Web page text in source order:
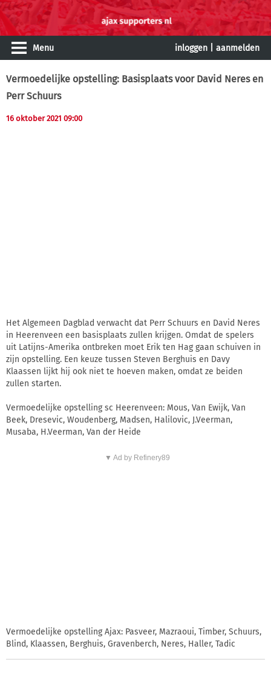
Menu inloggen aanmelden
Vermoedelijke opstelling: Basisplaats voor David Neres en
Perr Schuurs
16 oktober 2021 09:00
Het Algemeen Dagblad verwacht dat Perr Schuurs en David Neres
in Heerenveen een basisplaats zullen krijgen. Omdat de spelers
uit Latijns-Amerika ontbreken moet Erik ten Hag gaan schuiven in
zijn opstelling. Een keuze tussen Steven Berghuis en Davy
Klaassen lijkt hij ook niet te hoeven maken, omdat ze beiden
zullen starten.
Vermoedelijke opstelling sc Heerenveen: Mous, Van Ewijk, Van
Beek, Dresevic, Woudenberg, Madsen, Halilovic, J.Veerman,
Musaba, H.Veerman, Van der Heide
▼ Ad by Refinery89
Vermoedelijke opstelling Ajax: Pasveer, Mazraoui, Timber, Schuurs,
Blind, Klaassen, Berghuis, Gravenberch, Neres, Haller, Tadic